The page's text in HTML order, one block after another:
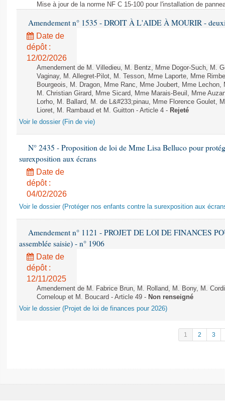
Mise à jour de la norme NF C 15-100 pour l'installation de
Amendement n° 1535 - DROIT À L'AIDE À MOURIR -
Date de
dépôt :
12/02/2026
Amendement de M. Villedieu, M. Bentz, Mme Dogor-Such, M.
Vaginay, M. Allegret-Pilot, M. Tesson, Mme Laporte, Mme
Bourgeois, M. Dragon, Mme Ranc, Mme Joubert, Mme
M. Christian Girard, Mme Sicard, Mme Marais-Beuil, Mme
Lorho, M. Ballard, M. de L&#233;pinau, Mme Florence Goulet,
Lioret, M. Rambaud et M. Guitton - Article 4 - Rejeté
Voir le dossier (Fin de vie)
N° 2435 - Proposition de loi de Mme Lisa Belluco pour
surexposition aux écrans
Date de
dépôt :
04/02/2026
Voir le dossier (Protéger nos enfants contre la surexposition aux
Amendement n° 1121 - PROJET DE LOI DE FINANCES
assemblée saisie) - n° 1906
Date de
dépôt :
12/11/2025
Amendement de M. Fabrice Brun, M. Rolland, M. Bony, M.
Corneloup et M. Boucard - Article 49 - Non renseigné
Voir le dossier (Projet de loi de finances pour 2026)
1 2 3